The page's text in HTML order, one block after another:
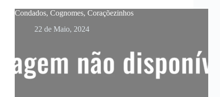
Condados, Cognomes, Coraçõezinhos
22 de Maio, 2024